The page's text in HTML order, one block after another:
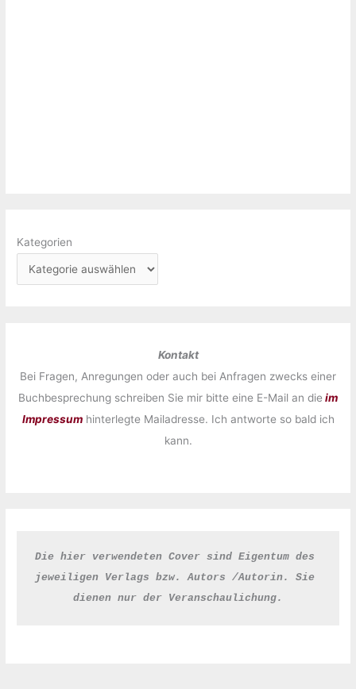
Kategorien
Kontakt
Bei Fragen, Anregungen oder auch bei Anfragen zwecks einer
Buchbesprechung schreiben Sie mir bitte eine E-Mail an die im
Impressumhinterlegte Mailadresse. Ich antworte so bald ich
kann.
Die hier verwendeten Cover sind Eigentum des
jeweiligen Verlags bzw. Autors /Autorin. Sie
dienen nur der Veranschaulichung.